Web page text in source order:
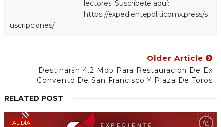
lectores. Suscríbete aquí:
https://expedientepoliticomx.press/s
uscripciones/
Older Article
Destinarán 4.2 Mdp Para Restauración De Ex
Convento De San Francisco Y Plaza De Toros
RELATED POST
AL DÍA